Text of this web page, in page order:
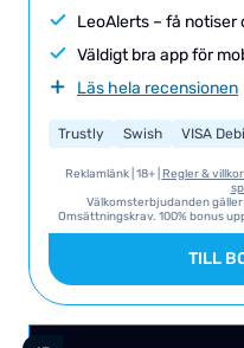
LeoAlerts – få
Väldigt bra app för
Läs hela recensionen
Trustly Swish VISA
Reklamlänk | 18+ | Regler &
Välkomsterbjudanden gäller
Omsättningskrav. 100% bonus
från
TILL